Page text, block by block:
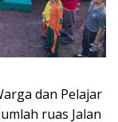
dan Pelajar
ruas Jalan